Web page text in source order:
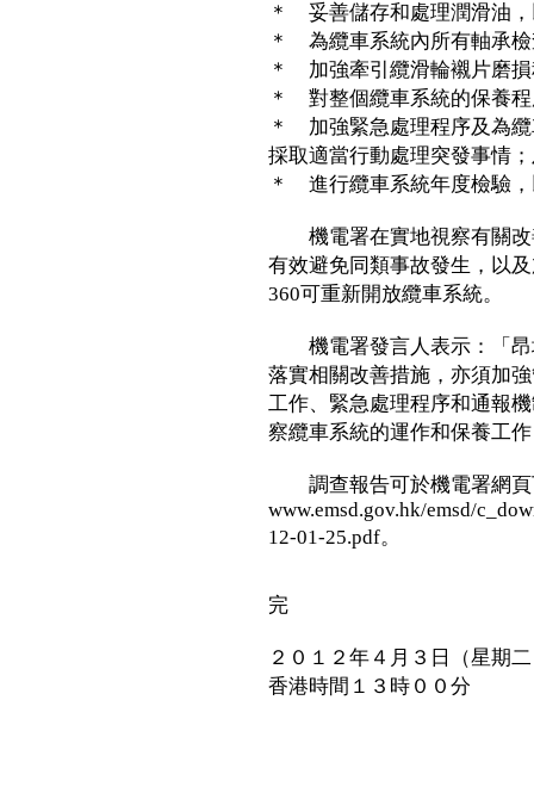
＊ 妥善儲存和處理潤滑油
＊ 為纜車系統內所有軸承
＊ 加強牽引纜滑輪襯片磨
＊ 對整個纜車系統的保養
＊ 加強緊急處理程序及為
採取適當行動處理突發事情
＊ 進行纜車系統年度檢驗
機電署在實地視察有關改
有效避免同類事故發生，以
360可重新開放纜車系統。
機電署發言人表示：「昂
落實相關改善措施，亦須加
工作、緊急處理程序和通報
察纜車系統的運作和保養工
調查報告可於機電署網頁
www.emsd.gov.hk/emsd/
12-01-25.pdf。
完
２０１２年４月３日（星期
香港時間１３時００分